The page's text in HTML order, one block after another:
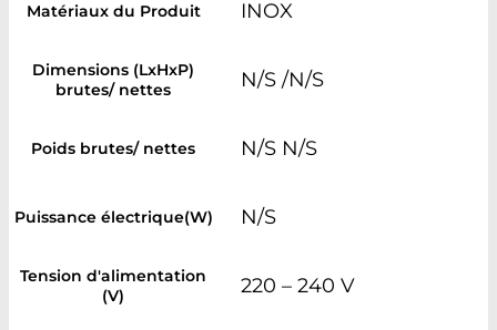
Matériaux du Produit INOX
Dimensions (LxHxP)
brutes/ nettes
N/S /N/S
Poids brutes/ nettes N/S N/S
Puissance électrique(W) N/S
Tension d'alimentation
(V)
220 – 240 V